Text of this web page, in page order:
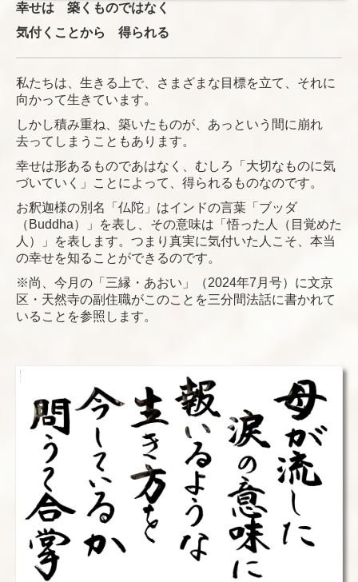
幸せは 築くものではなく
気付くことから 得られる
私たちは、生きる上で、さまざまな目標を立て、それに
向かって生きています。
しかし積み重ね、築いたものが、あっという間に崩れ
去ってしまうこともあります。
幸せは形あるものであはなく、むしろ「大切なものに気
づいていく」ことによって、得られるものなのです。
お釈迦様の別名「仏陀」はインドの言葉「ブッダ
（Buddha）」を表し、その意味は「悟った人（目覚めた
人）」を表します。つまり真実に気付いた人こそ、本当
の幸せを知ることができるのです。
※尚、今月の「三縁・あおい」（2024年7月号）に文京
区・天然寺の副住職がこのことを三分間法話に書かれて
いることを参照します。